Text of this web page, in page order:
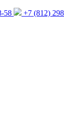
58 +7 (812)